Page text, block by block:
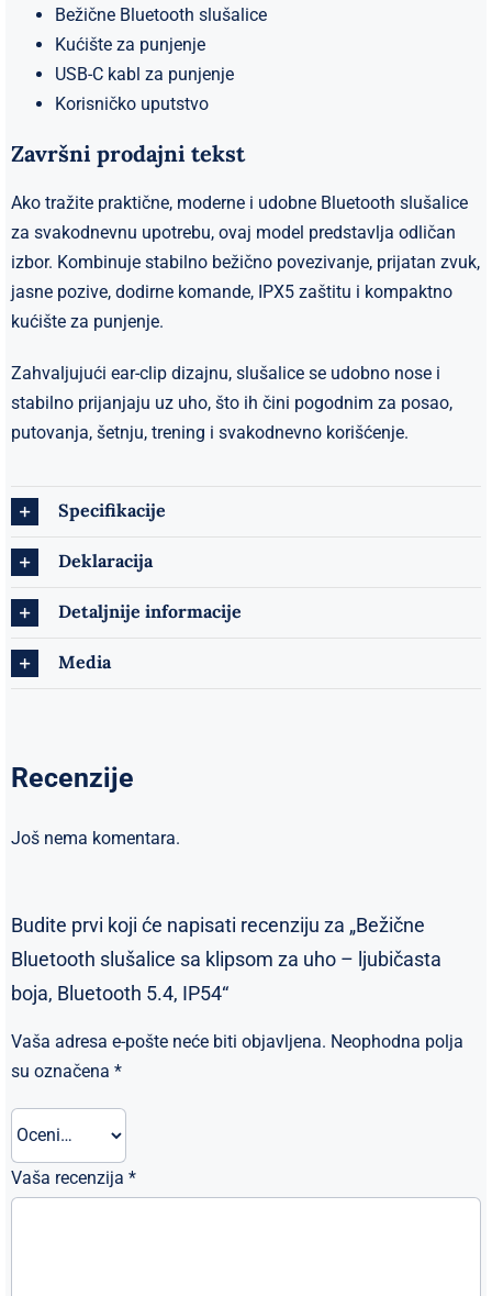
Bežične Bluetooth slušalice
Kućište za punjenje
USB-C kabl za punjenje
Korisničko uputstvo
Završni prodajni tekst
Ako tražite praktične, moderne i udobne Bluetooth slušalice
za svakodnevnu upotrebu, ovaj model predstavlja odličan
izbor. Kombinuje stabilno bežično povezivanje, prijatan zvuk,
jasne pozive, dodirne komande, IPX5 zaštitu i kompaktno
kućište za punjenje.
Zahvaljujući ear-clip dizajnu, slušalice se udobno nose i
stabilno prijanjaju uz uho, što ih čini pogodnim za posao,
putovanja, šetnju, trening i svakodnevno korišćenje.
Specifikacije
Deklaracija
Detaljnije informacije
Media
Recenzije
Još nema komentara.
Budite prvi koji će napisati recenziju za „Bežične
Bluetooth slušalice sa klipsom za uho – ljubičasta
boja, Bluetooth 5.4, IP54“
Vaša adresa e-pošte neće biti objavljena. Neophodna polja
su označena *
Vaša recenzija *